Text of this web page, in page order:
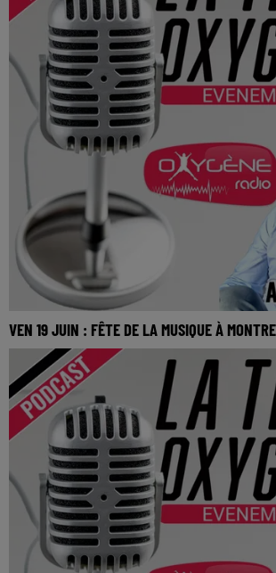
VEN 19 JUIN : FÊTE DE LA MUSIQUE À
Organisée par le comité des fêtes